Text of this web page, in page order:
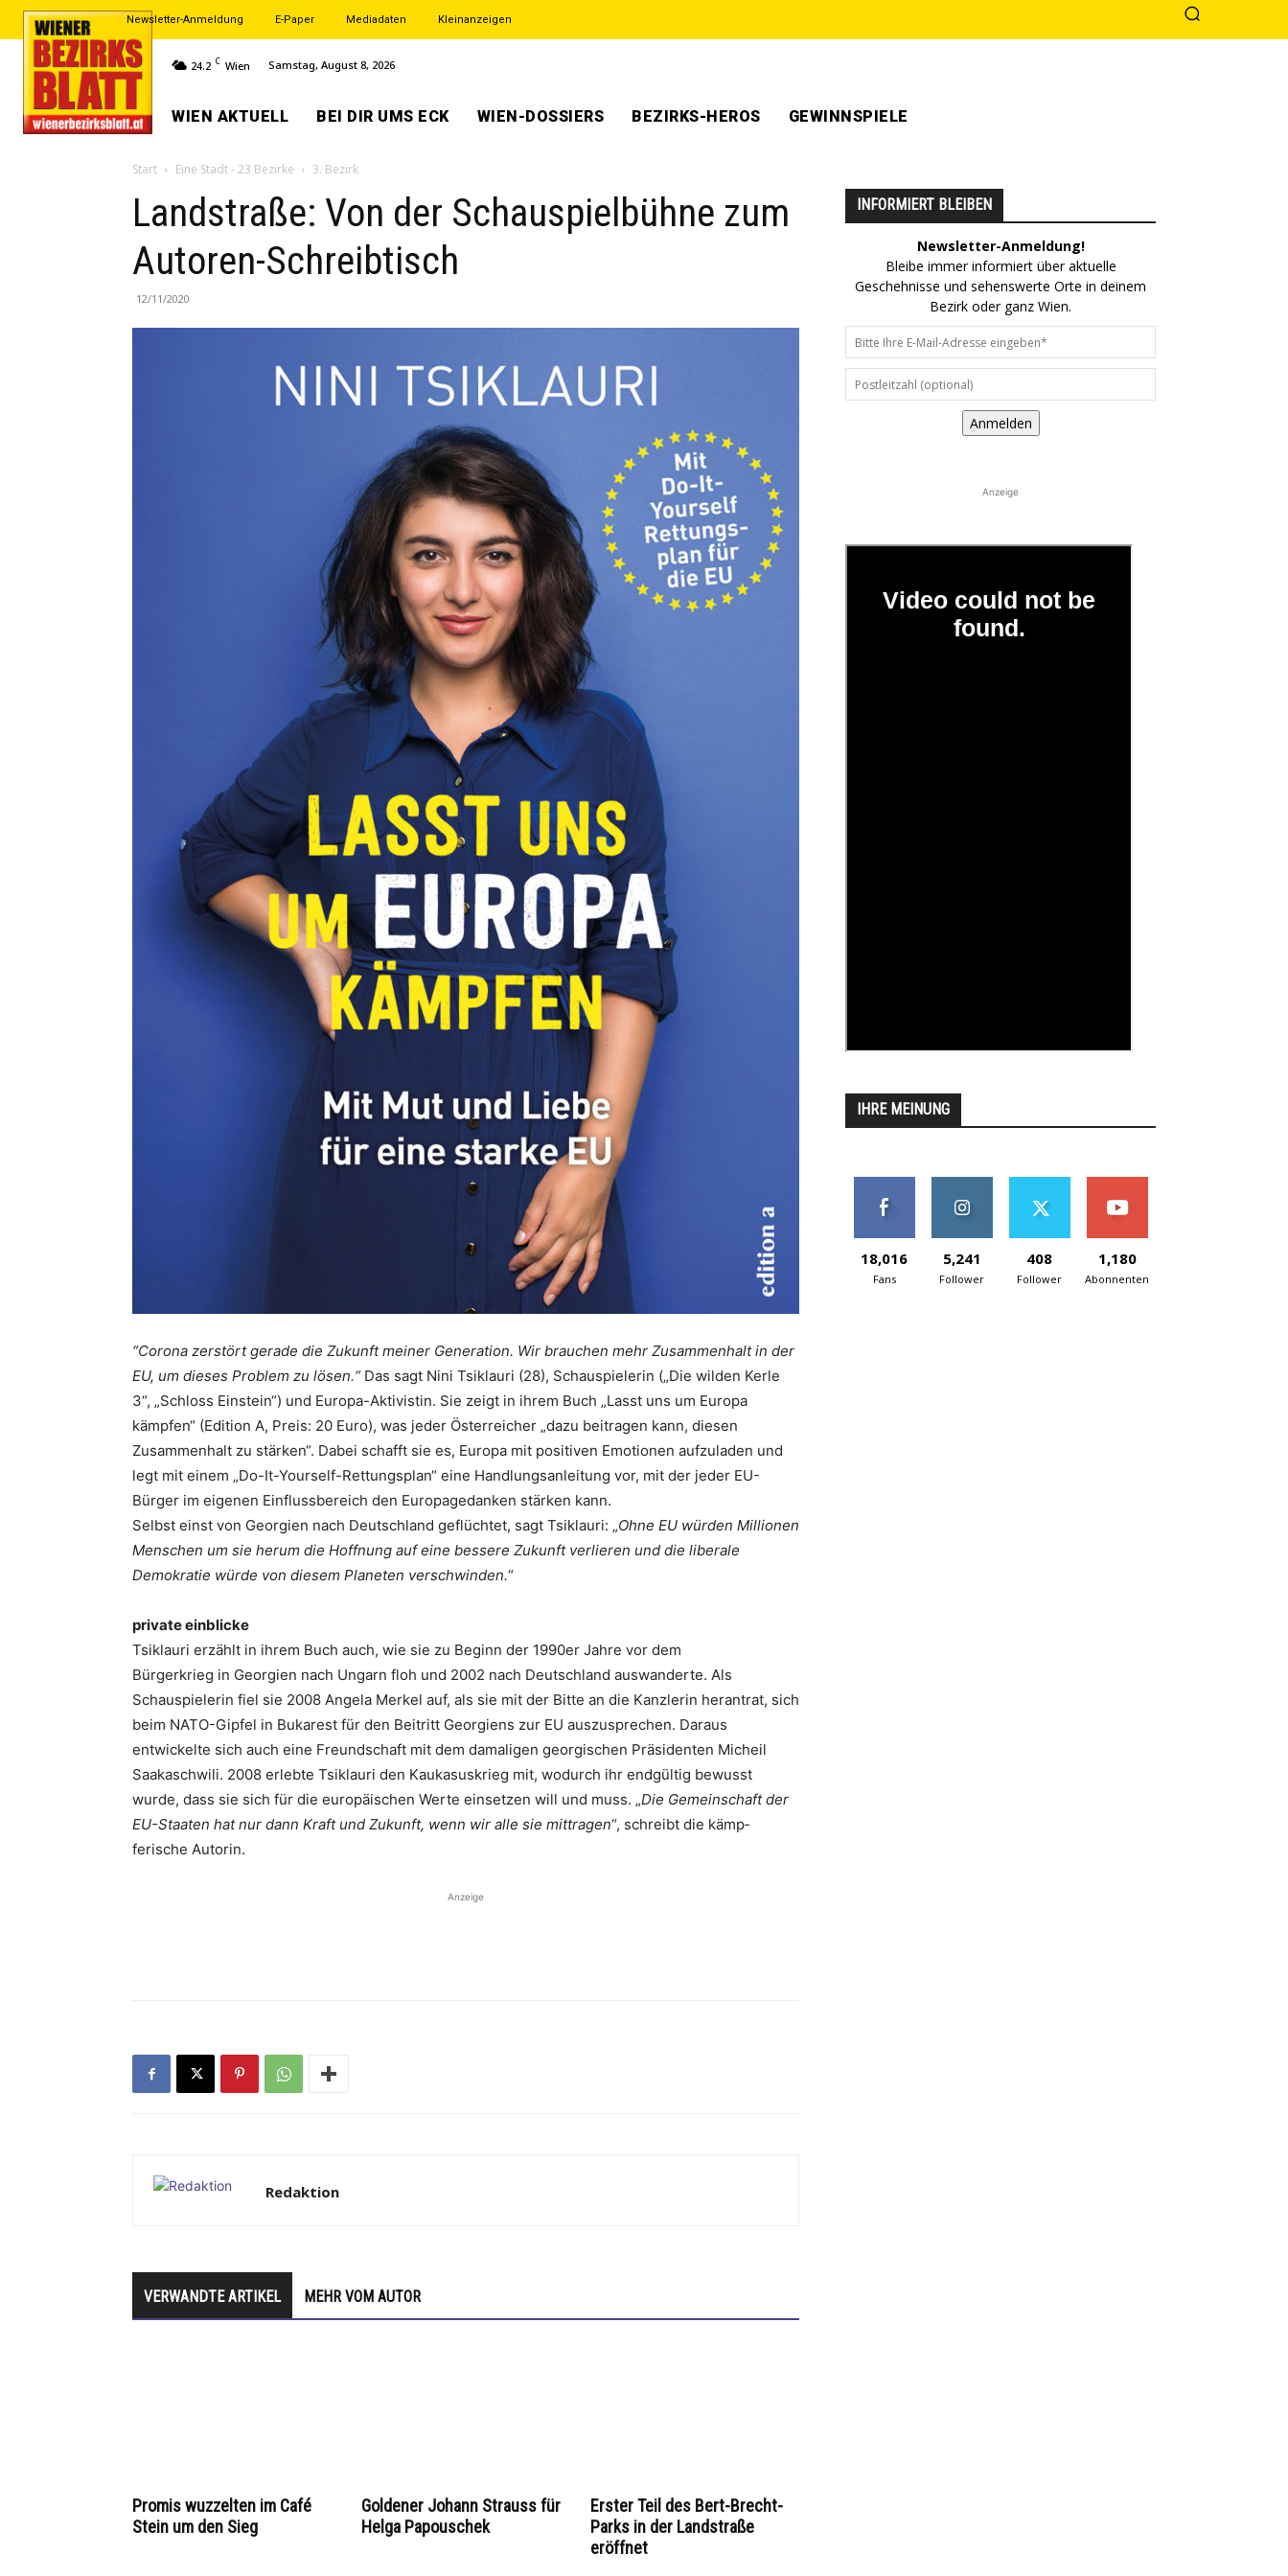
Newsletter-Anmeldung E-Paper Mediadaten Kleinanzeigen
24.2 C Wien Samstag, August 8, 2026
WIEN AKTUELL BEI DIR UMS ECK WIEN-DOSSIERS BEZIRKS-HEROS GEWINNSPIELE
Start Eine Stadt - 23 Bezirke 3. Bezirk
Landstraße: Von der Schauspielbühne zum
Autoren-Schreibtisch
12/11/2020
“Corona zerstört gerade die Zukunft meiner Generation. Wir brauchen mehr Zusammenhalt in der
EU, um dieses Problem zu lösen.“Das sagt Nini Tsiklauri (28), Schauspielerin („Die wilden Kerle
3“, „Schloss Einstein“) und Europa-Aktivistin. Sie zeigt in ihrem Buch „Lasst uns um Europa
kämpfen“ (Edition A, Preis: 20 Euro), was jeder Österreicher „dazu beitragen kann, diesen
Zusammenhalt zu stärken“. Dabei schafft sie es, Europa mit positiven Emotionen aufzuladen und
legt mit einem „Do-It-Yourself-Rettungsplan“ eine Handlungsan­leitung vor, mit der jeder ­EU-
Bürger im eigenen Einflussbereich den Europa­gedanken stärken kann.
Selbst einst von Georgien nach Deutschland geflüchtet, sagt Tsiklauri: „Ohne EU würden Millionen
Menschen um sie herum die Hoffnung auf eine bessere Zukunft verlieren und die liberale
Demokratie würde von diesem Planeten verschwinden.“
private einblicke
Tsiklauri erzählt in ihrem Buch auch, wie sie zu Beginn der 1990er Jahre vor dem
Bürgerkrieg in Georgien nach Ungarn floh und 2002 nach Deutschland auswanderte. Als
Schauspielerin fiel sie 2008 Angela Merkel auf, als sie mit der Bitte an die Kanzlerin herantrat, sich
beim NATO-Gipfel in Bukarest für den Beitritt ­Georgiens zur EU auszu­sprechen. Daraus
entwickelte sich auch eine Freundschaft mit dem damaligen georgischen Präsidenten Micheil
Saaka­schwili. 2008 erlebte Tsiklauri den Kaukasuskrieg mit, wodurch ihr endgültig bewusst
wurde, dass sie sich für die europäischen Werte einsetzen will und muss. „Die Gemeinschaft der
EU-Staaten hat nur dann Kraft und Zukunft, wenn wir alle sie mittragen“, schreibt die kämp­
ferische Autorin.
Anzeige
Redaktion
VERWANDTE ARTIKEL MEHR VOM AUTOR
Promis wuzzelten im Café
Stein um den Sieg
Goldener Johann Strauss für
Helga Papouschek
Erster Teil des Bert-Brecht-
Parks in der Landstraße
eröffnet
INFORMIERT BLEIBEN
Newsletter-Anmeldung!
Bleibe immer informiert über aktuelle
Geschehnisse und sehenswerte Orte in deinem
Bezirk oder ganz Wien.
Anmelden
Anzeige
IHRE MEINUNG
18,016
Fans
5,241
Follower
408
Follower
1,180
Abonnenten